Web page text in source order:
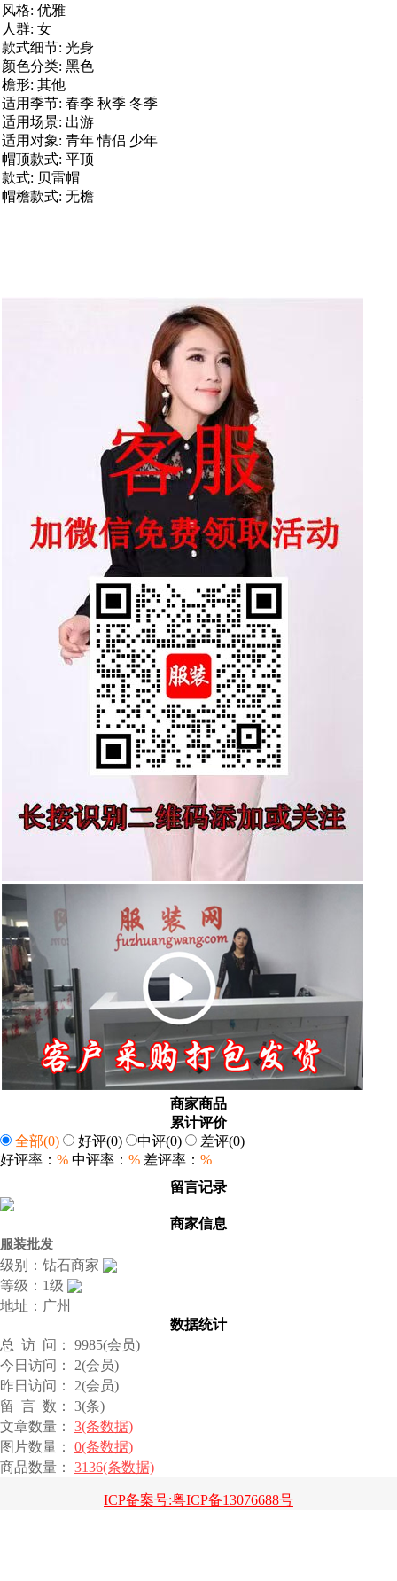
风格: 优雅
人群: 女
款式细节: 光身
颜色分类: 黑色
檐形: 其他
适用季节: 春季 秋季 冬季
适用场景: 出游
适用对象: 青年 情侣 少年
帽顶款式: 平顶
款式: 贝雷帽
帽檐款式: 无檐
商家商品
累计评价
全部(0) 好评(0) 中评(0) 差评(0)
好评率： % 中评率： % 差评率： %
留言记录
商家信息
服装批发
级别：钻石商家
等级：1级
地址：广州
数据统计
总 访 问： 9985(会员)
今日访问： 2(会员)
昨日访问： 2(会员)
留 言 数： 3(条)
文章数量： 3(条数据)
图片数量： 0(条数据)
商品数量： 3136(条数据)
ICP备案号:粤ICP备13076688号